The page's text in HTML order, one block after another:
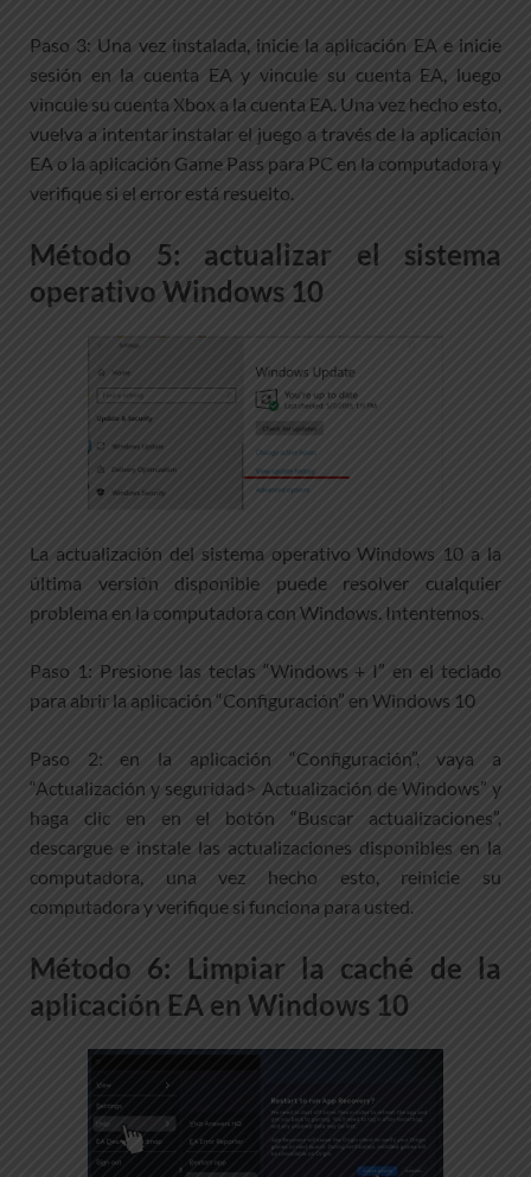
Paso 3: Una vez instalada, inicie la aplicación EA e inicie
sesión en la cuenta EA y vincule su cuenta EA, luego
vincule su cuenta Xbox a la cuenta EA. Una vez hecho esto,
vuelva a intentar instalar el juego a través de la aplicación
EA o la aplicación Game Pass para PC en la computadora y
verifique si el error está resuelto.
Método 5: actualizar el sistema
operativo Windows 10
La actualización del sistema operativo Windows 10 a la
última versión disponible puede resolver cualquier
problema en la computadora con Windows. Intentemos.
Paso 1: Presione las teclas “Windows + I” en el teclado
para abrir la aplicación “Configuración” en Windows 10
Paso 2: en la aplicación “Configuración”, vaya a
“Actualización y seguridad> Actualización de Windows” y
haga clic en en el botón “Buscar actualizaciones”,
descargue e instale las actualizaciones disponibles en la
computadora, una vez hecho esto, reinicie su
computadora y verifique si funciona para usted.
Método 6: Limpiar la caché de la
aplicación EA en Windows 10